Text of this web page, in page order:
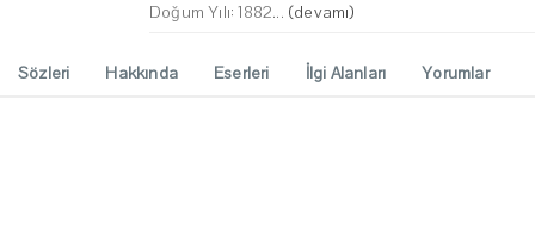
Doğum Yılı: 1882... (devamı)
Sözleri Hakkında Eserleri İlgi Alanları Yorumlar